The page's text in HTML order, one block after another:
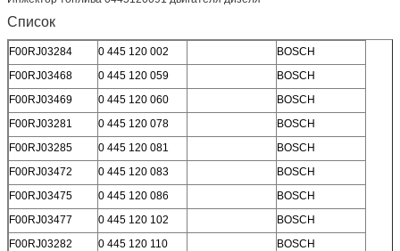
Список
F00RJ03284 0 445 120 002
BOSCH
F00RJ03468
0 445 120 059
BOSCH
F00RJ03469
0 445 120 060
BOSCH
F00RJ03281
0 445 120 078
BOSCH
F00RJ03285
0 445 120 081
BOSCH
F00RJ03472
0 445 120 083
BOSCH
F00RJ03475
0 445 120 086
BOSCH
F00RJ03477
0 445 120 102
BOSCH
F00RJ03282
0 445 120 110
BOSCH